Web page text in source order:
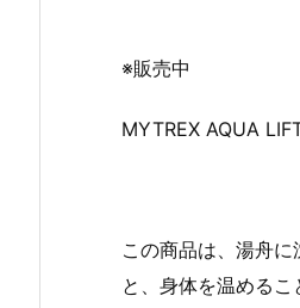
※販売中
MYTREX AQUA
この商品は、湯舟
と、身体を温める